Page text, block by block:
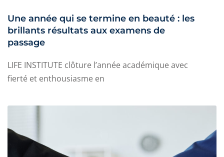
Une année qui se termine en beauté : les
brillants résultats aux examens de
passage
LIFE INSTITUTE clôture l’année académique avec
fierté et enthousiasme en